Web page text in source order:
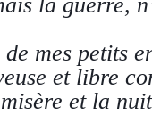
mes petits
et libre
et la